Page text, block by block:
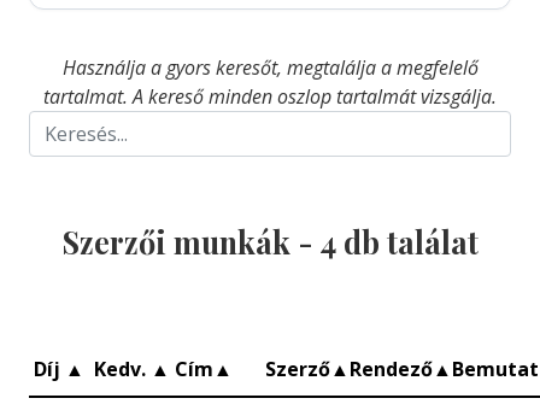
Használja a gyors keresőt, megtalálja a megfelelő
tartalmat. A kereső minden oszlop tartalmát vizsgálja.
Szerzői munkák - 4db találat
Díj ▲ Kedv. ▲ Cím▲ Szerző▲Rendező▲